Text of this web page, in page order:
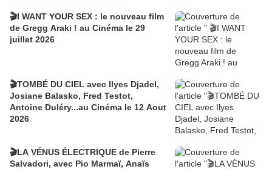
🎬I WANT YOUR SEX : le nouveau film
de Gregg Araki ! au Cinéma le 29
juillet 2026
🎬TOMBÉ DU CIEL avec Ilyes Djadel,
Josiane Balasko, Fred Testot,
Antoine Duléry...au Cinéma le 12 Aout
2026
🎬LA VÉNUS ÉLECTRIQUE de Pierre
Salvadori, avec Pio Marmaï, Anaïs